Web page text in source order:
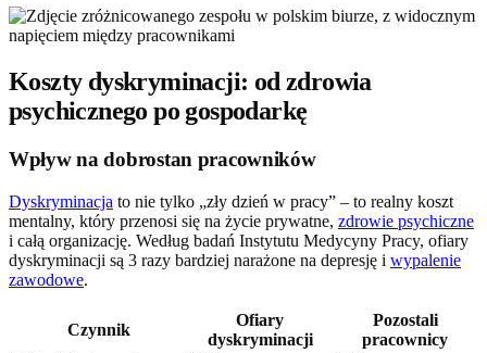
Koszty dyskryminacji: od zdrowia
psychicznego po gospodarkę
Wpływ na dobrostan pracowników
Dyskryminacja to nie tylko „zły dzień w pracy” – to realny koszt
mentalny, który przenosi się na życie prywatne, zdrowie psychiczne
i całą organizację. Według badań Instytutu Medycyny Pracy, ofiary
dyskryminacji są 3 razy bardziej narażone na depresję i wypalenie
zawodowe.
Czynnik
Ofiary
dyskryminacji
Pozostali
pracownicy